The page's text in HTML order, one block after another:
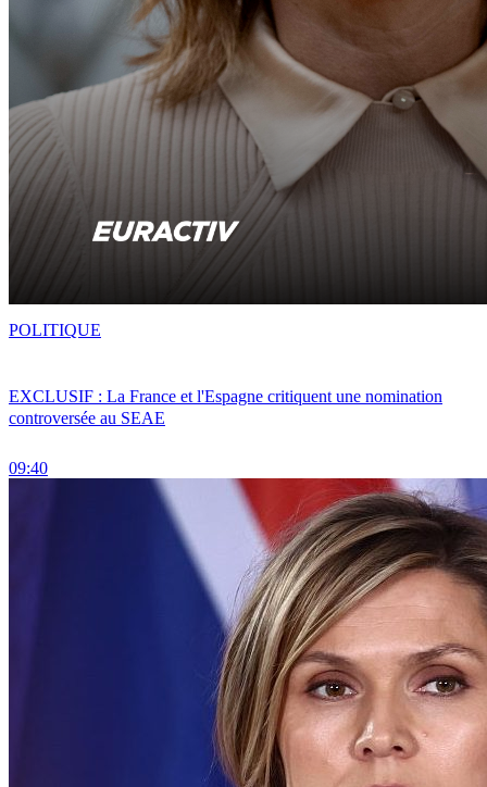
EXCLUSIF : La France et l'Espagne critiquent une nomination
controversée au SEAE
09:40
POLITIQUE